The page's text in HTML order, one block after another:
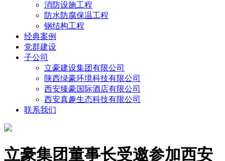
消防设施工程
防水防腐保温工程
钢结构工程
经典案例
党群建设
子公司
立豪建设集团有限公司
陕西绿豪环境科技有限公司
西安臻豪国际酒店有限公司
西安真趣生态科技有限公司
联系我们
立豪集团董事长受邀参加西安